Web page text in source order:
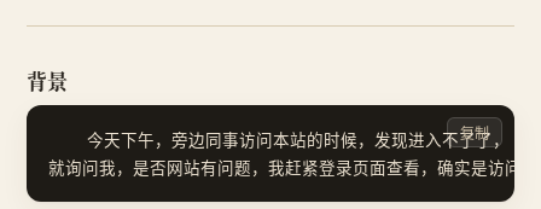
背景
    今天下午，旁边同事访问本站的时候，发现进入不了了，
复制